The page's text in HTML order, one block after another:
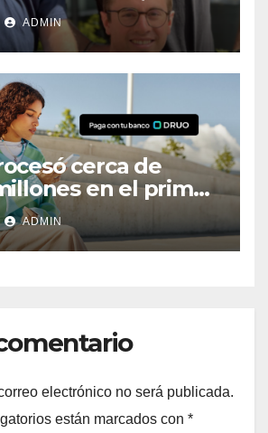
con baterías
ADMIN
cerca de
en el primer
su negocio se
México
ADMIN
electrónico no será publicada.
están marcados con *